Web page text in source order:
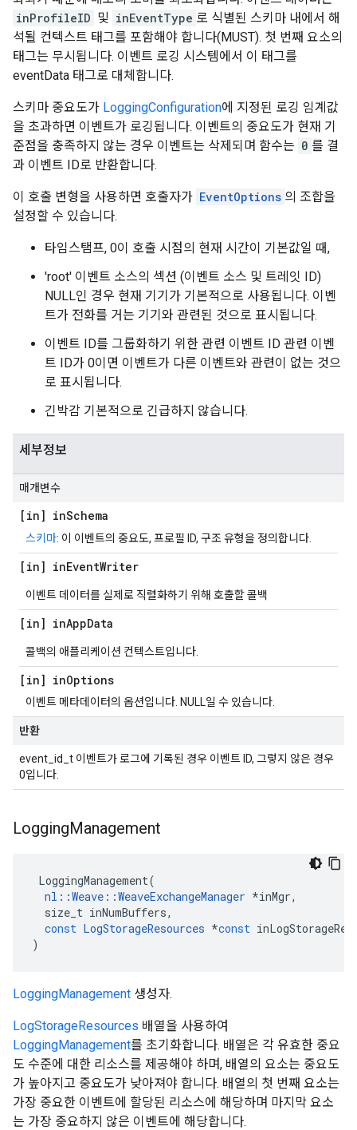
inProfileID 및 inEventType 로 식별된 스키마 내에서 해
석될 컨텍스트 태그를 포함해야 합니다(MUST). 첫 번째 요소의
태그는 무시됩니다. 이벤트 로깅 시스템에서 이 태그를
eventData 태그로 대체합니다.
스키마 중요도가 LoggingConfiguration에 지정된 로깅 임계값
을 초과하면 이벤트가 로깅됩니다. 이벤트의 중요도가 현재 기
준점을 충족하지 않는 경우 이벤트는 삭제되며 함수는 0 를 결
과 이벤트 ID로 반환합니다.
이 호출 변형을 사용하면 호출자가 EventOptions 의 조합을
설정할 수 있습니다.
타임스탬프, 0이 호출 시점의 현재 시간이 기본값일 때,
'root' 이벤트 소스의 섹션 (이벤트 소스 및 트레잇 ID)
NULL인 경우 현재 기기가 기본적으로 사용됩니다. 이벤
트가 전화를 거는 기기와 관련된 것으로 표시됩니다.
이벤트 ID를 그룹화하기 위한 관련 이벤트 ID 관련 이벤
트 ID가 0이면 이벤트가 다른 이벤트와 관련이 없는 것으
로 표시됩니다.
긴박감 기본적으로 긴급하지 않습니다.
세부정보
매개변수
[in] inSchema
스키마: 이 이벤트의 중요도, 프로필 ID, 구조 유형을 정의합니다.
[in] inEventWriter
이벤트 데이터를 실제로 직렬화하기 위해 호출할 콜백
[in] inAppData
콜백의 애플리케이션 컨텍스트입니다.
[in] inOptions
이벤트 메타데이터의 옵션입니다. NULL일 수 있습니다.
반환
event_id_t 이벤트가 로그에 기록된 경우 이벤트 ID, 그렇지 않은 경우
0입니다.
LoggingManagement
LoggingManagement(
nl ::Weave ::WeaveExchangeManager *inMgr,
size_t inNumBuffers,
const LogStorageResources *const
)
LoggingManagement 생성자.
LogStorageResources 배열을 사용하여
LoggingManagement를 초기화합니다. 배열은 각 유효한 중요
도 수준에 대한 리소스를 제공해야 하며, 배열의 요소는 중요도
가 높아지고 중요도가 낮아져야 합니다. 배열의 첫 번째 요소는
가장 중요한 이벤트에 할당된 리소스에 해당하며 마지막 요소
는 가장 중요하지 않은 이벤트에 해당합니다.